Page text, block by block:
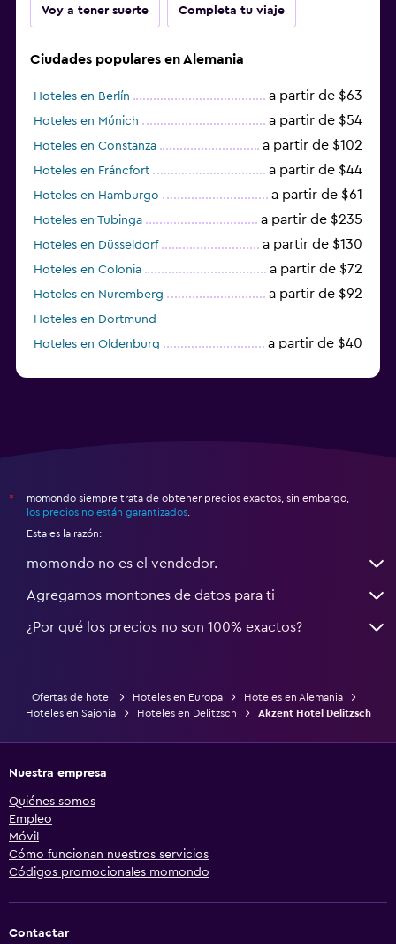
Voy a tener suerte Completa tu viaje
Ciudades populares en Alemania
Hoteles en Berlín a partir de $63
Hoteles en Múnich a partir de $54
Hoteles en Constanza a partir de $102
Hoteles en Fráncfort a partir de $44
Hoteles en Hamburgo a partir de $61
Hoteles en Tubinga a partir de $235
Hoteles en Düsseldorf a partir de $130
Hoteles en Colonia a partir de $72
Hoteles en Nuremberg a partir de $92
Hoteles en Dortmund
Hoteles en Oldenburg
a partir de $40
*
momondo siempre trata de obtener precios exactos, sin embargo,
los precios no están garantizados
Esta es la razón:
momondo no es el vendedor.
Agregamos montones de datos para ti
¿Por qué los precios no son 100% exactos?
Ofertas de hotel Hoteles en Europa
Hoteles en Alemania
Hoteles en Sajonia
Hoteles en Delitzsch Akzent Hotel Delitzsch
Nuestra empresa
Quiénes somos
Empleo
Móvil
Cómo funcionan nuestros servicios
Códigos promocionales momondo
Contactar